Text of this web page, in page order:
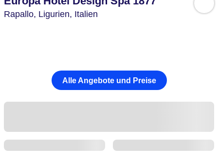
Rapallo, Ligurien, Italien
Alle Angebote und Preise